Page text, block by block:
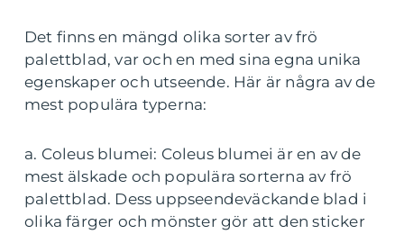
Det finns en mängd olika sorter av frö
palettblad, var och en med sina egna unika
egenskaper och utseende. Här är några av de
mest populära typerna:
a. Coleus blumei: Coleus blumei är en av de
mest älskade och populära sorterna av frö
palettblad. Dess uppseendeväckande blad i
olika färger och mönster gör att den sticker